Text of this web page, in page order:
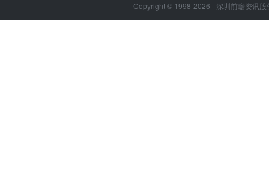
Copyright © 1998-2026 深圳前瞻资讯股